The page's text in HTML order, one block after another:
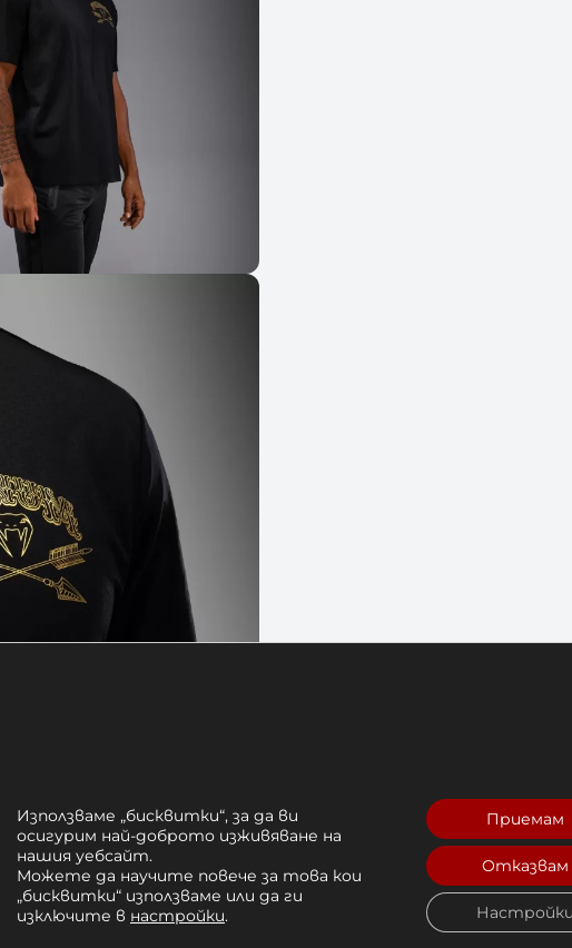
Venum Wolf Atak T-Shirt –
Използваме „бисквитки“, за да ви
осигурим най-доброто изживяване на
нашия уебсайт.
Можете да научите повече за това кои
„бисквитки“ използваме или да ги
изключите в настройки.
Приемам
Отказвам
Настройки